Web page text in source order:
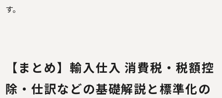
す。
【まとめ】 輸入仕入 消費税・税額控
除・仕訳などの基礎解説と標準化の